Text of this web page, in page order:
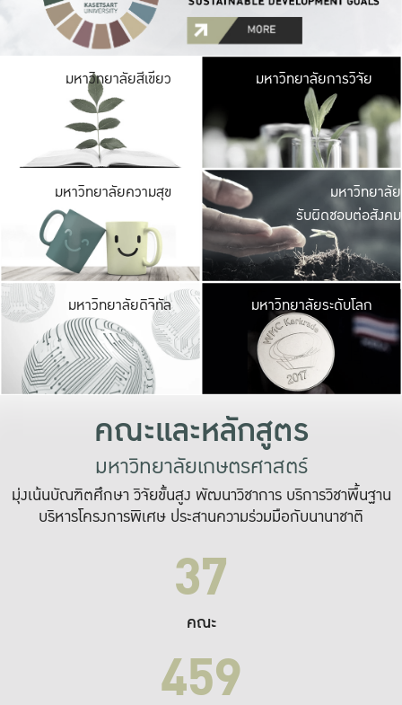
มหาวิทยาลัยสีเขียว มหาวิ
มีพื้นที่เขียวสดใส
เป็นป่าในเมือง เกษต
มหาวิทยาลัยการวิจัย
มหาวิทยาลัยความสุข มหาวิ
ค
เปิดประ
และพบเรื่องราวใ
มหาวิทยาลัย
รับผิดชอบต่อสังคม
มหาวิทยาลัยดิจิทัล มหาวิ
เปลี่ยนแปลง แล
เพื่อทำง
ระบบสารสนเทศ
มหาวิทยาลัยระดับโลก
คณะและหลักสูตร
มหาวิทยาลัยเกษตรศาสตร์
มุ่งเน้นบัณฑิตศึกษา วิจัยขั้นสูง พัฒนาวิชาการ บริการวิชาพื้นฐาน
บริหารโครงการพิเศษ ประสานความร่วมมือกับนานาชาติ
37
คณะ
459